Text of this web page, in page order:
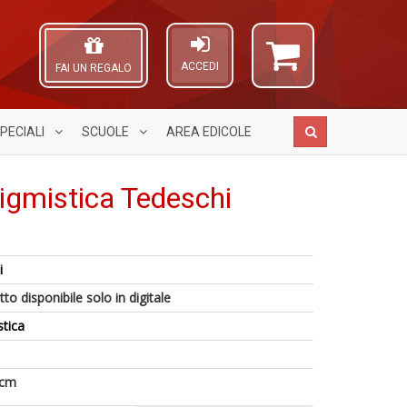
ACCEDI
FAI UN REGALO
SCUOLE AREA EDICOLE
Tedeschi
disponibile solo in digitale